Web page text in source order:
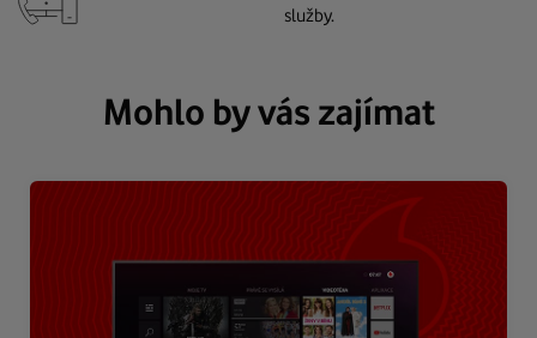
služby.
Mohlo by vás zajímat